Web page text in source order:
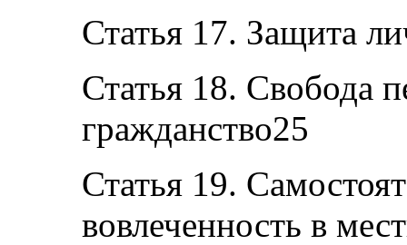
Статья 17. Защита
Статья 18. Свобода
гражданство25
Статья 19.
вовлеченность в